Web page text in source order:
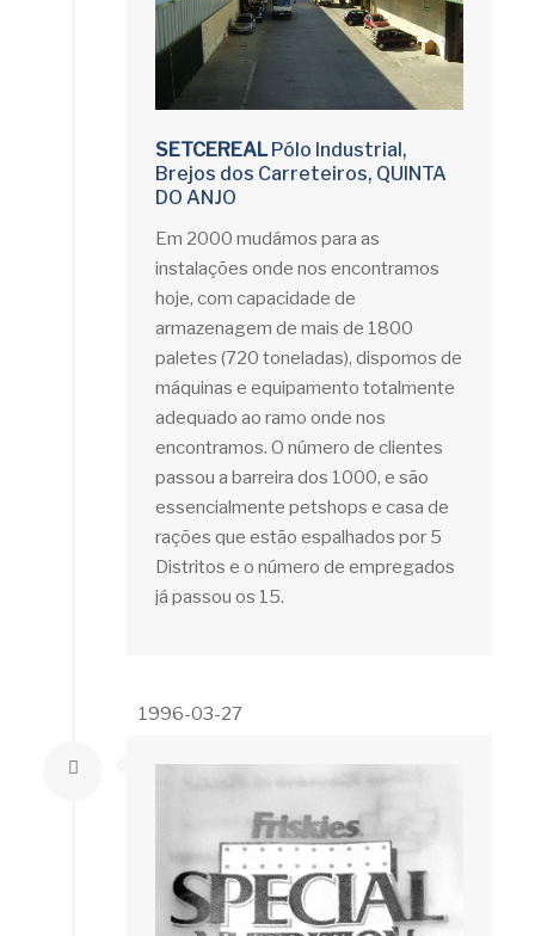
SETCEREALPólo Industrial,
Brejos dos Carreteiros, QUINTA
DO ANJO
Em 2000 mudámos para as
instalações onde nos encontramos
hoje, com capacidade de
armazenagem de mais de 1800
paletes (720 toneladas), dispomos de
máquinas e equipamento totalmente
adequado ao ramo onde nos
encontramos. O número de clientes
passou a barreira dos 1000, e são
essencialmente petshops e casa de
rações que estão espalhados por 5
Distritos e o número de empregados
já passou os 15.
1996-03-27